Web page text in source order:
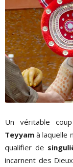
Un véritable
Teyyam à laquelle
qualifier de
incarnent des